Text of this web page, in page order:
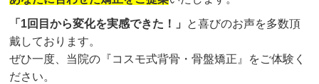
「1回目から変化を実感できた！」 と喜びのお声を多数頂
戴しております。
ぜひ一度、当院の『コスモ式背骨・骨盤矯正』をご体験く
ださい。